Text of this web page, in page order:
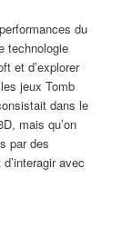
du
technologie
et d’explorer
jeux Tomb
dans le
mais qu’on
par des
avec